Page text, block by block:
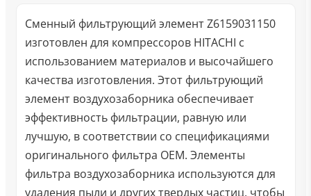
Сменный фильтрующий элемент Z6159031150
изготовлен для компрессоров HITACHI с
использованием материалов и высочайшего
качества изготовления. Этот фильтрующий
элемент воздухозаборника обеспечивает
эффективность фильтрации, равную или
лучшую, в соответствии со спецификациями
оригинального фильтра OEM. Элементы
фильтра воздухозаборника используются для
удаления пыли и других твердых частиц, чтобы